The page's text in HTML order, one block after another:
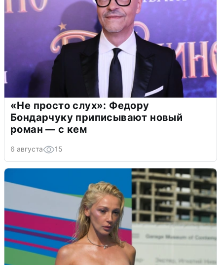
«Не просто слух»: Федору
Бондарчуку приписывают новый
роман — с кем
6 августа 15